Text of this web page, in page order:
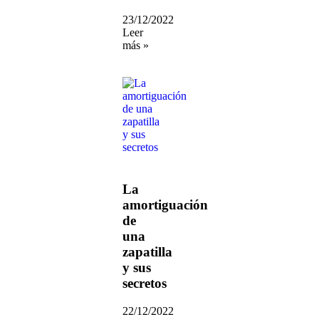
23/12/2022
Leer
más »
La
amortiguación
de
una
zapatilla
y sus
secretos
22/12/2022